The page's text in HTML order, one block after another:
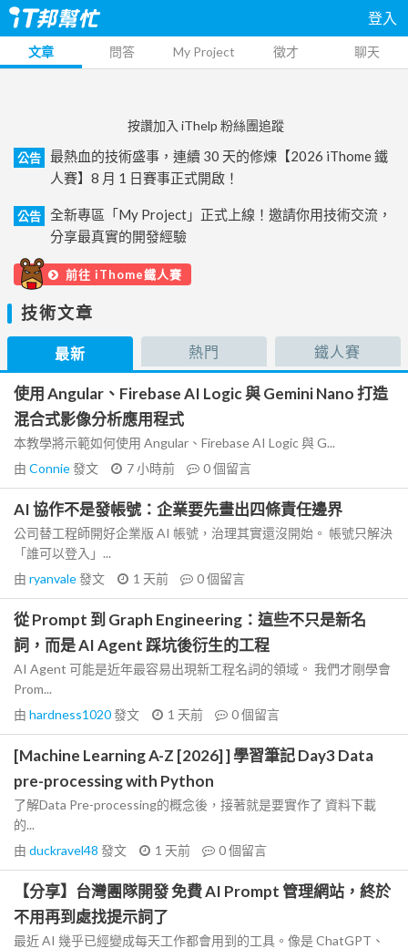
登入
文章 問答 My Project 徵才 聊天
按讚加入 iThelp 粉絲團追蹤
公告
最熱血的技術盛事，連續 30 天的修煉【2026 iThome 鐵
人賽】8 月 1 日賽事正式開啟！
公告
全新專區「My Project」正式上線！邀請你用技術交流，
分享最真實的開發經驗
前往 iThome鐵人賽
技術文章
最新 熱門 鐵人賽
使用 Angular、Firebase AI Logic 與 Gemini Nano 打造
混合式影像分析應用程式
本教學將示範如何使用 Angular、Firebase AI Logic 與 G...
由 Connie發文 7 小時前 0個留言
AI 協作不是發帳號：企業要先畫出四條責任邊界
公司替工程師開好企業版 AI 帳號，治理其實還沒開始。 帳號只解決
「誰可以登入」...
由 ryanvale發文 1 天前 0個留言
從 Prompt 到 Graph Engineering：這些不只是新名
詞，而是 AI Agent 踩坑後衍生的工程
AI Agent 可能是近年最容易出現新工程名詞的領域。 我們才剛學會
Prom...
由 hardness1020發文 1 天前 0個留言
[Machine Learning A-Z [2026] ] 學習筆記 Day3 Data
pre-processing with Python
了解Data Pre-processing的概念後，接著就是要實作了 資料下載
的...
由 duckravel48 發文 1 天前 0個留言
【分享】台灣團隊開發 免費 AI Prompt 管理網站，終於
不用再到處找提示詞了
最近 AI 幾乎已經變成每天工作都會用到的工具。像是 ChatGPT、